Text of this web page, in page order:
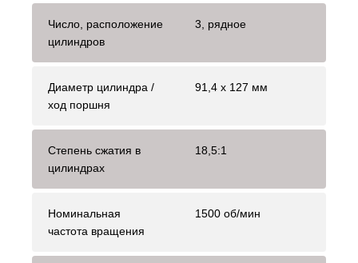
Число, расположение
цилиндров
3, рядное
Диаметр цилиндра /
ход поршня
91,4 х 127 мм
Степень сжатия в
цилиндрах
18,5:1
Номинальная
частота вращения
1500 об/мин